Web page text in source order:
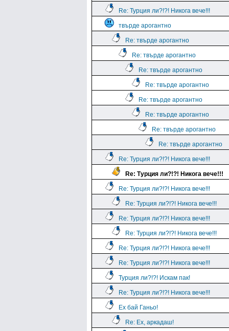
Re: Турция ли?!?! Никога вече!!!
твърде арогантно
Re: твърде арогантно
Re: твърде арогантно
Re: твърде арогантно
Re: твърде арогантно
Re: твърде арогантно
Re: твърде арогантно
Re: твърде арогантно
Re: твърде арогантно
Re: Турция ли?!?! Никога вече!!!
Re: Турция ли?!?! Никога вече!!!
Re: Турция ли?!?! Никога вече!!!
Re: Турция ли?!?! Никога вече!!!
Re: Турция ли?!?! Никога вече!!!
Re: Турция ли?!?! Никога вече!!!
Re: Турция ли?!?! Никога вече!!!
Re: Турция ли?!?! Никога вече!!!
Турция ли?!?! Искам пак!
Re: Турция ли?!?! Никога вече!!!
Ех бай Ганьо!
Re: Ех, аркадаш!